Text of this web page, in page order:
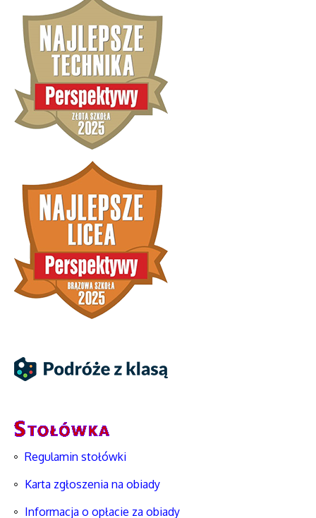
Regulamin stołówki
Karta zgłoszenia na obiady
Informacja o opłacie za obiady